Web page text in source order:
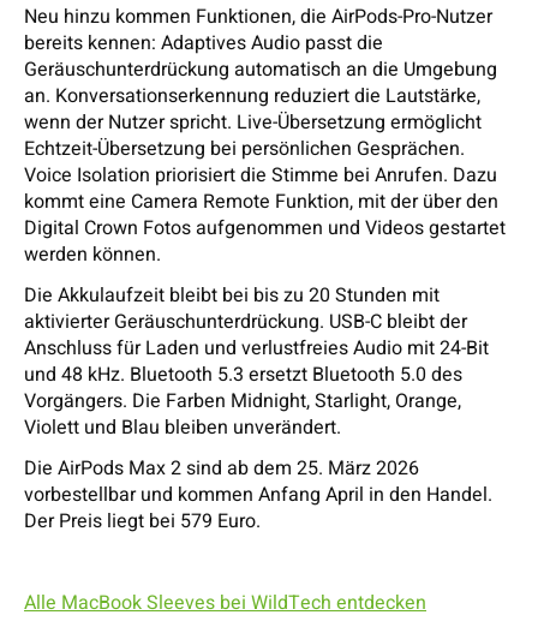
Neu hinzu kommen Funktionen, die AirPods-Pro-Nutzer
bereits kennen: Adaptives Audio passt die
Geräuschunterdrückung automatisch an die Umgebung
an. Konversationserkennung reduziert die Lautstärke,
wenn der Nutzer spricht. Live-Übersetzung ermöglicht
Echtzeit-Übersetzung bei persönlichen Gesprächen.
Voice Isolation priorisiert die Stimme bei Anrufen. Dazu
kommt eine Camera Remote Funktion, mit der über den
Digital Crown Fotos aufgenommen und Videos gestartet
werden können.
Die Akkulaufzeit bleibt bei bis zu 20 Stunden mit
aktivierter Geräuschunterdrückung. USB-C bleibt der
Anschluss für Laden und verlustfreies Audio mit 24-Bit
und 48 kHz. Bluetooth 5.3 ersetzt Bluetooth 5.0 des
Vorgängers. Die Farben Midnight, Starlight, Orange,
Violett und Blau bleiben unverändert.
Die AirPods Max 2 sind ab dem 25. März 2026
vorbestellbar und kommen Anfang April in den Handel.
Der Preis liegt bei 579 Euro.
Alle MacBook Sleeves bei WildTech entdecken